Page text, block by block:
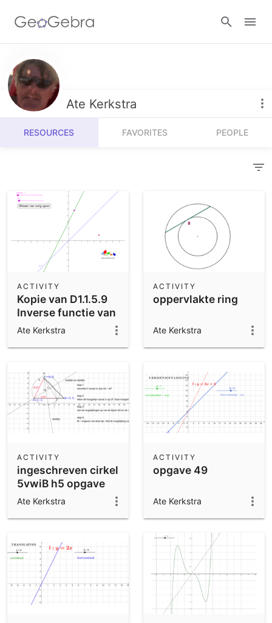
Resources
Number Sense
Algebra
Measurement
Operations
Probability and Statistics
Community Resources
Get started with our Resources
Calculators
Geometry
3D Calculator
Notes
App Downloads
Ate Kerkstra
RESOURCES FAVORITES PEOPLE
Kopie van D1.1.5.9
Inverse functie van
een functie
ACTIVITY
Ate Kerkstra
oppervlakte ring
ACTIVITY
Ate Kerkstra
ingeschreven cirkel
5vwiB h5 opgave
43
ACTIVITY
Ate Kerkstra
opgave 49
ACTIVITY
Ate Kerkstra